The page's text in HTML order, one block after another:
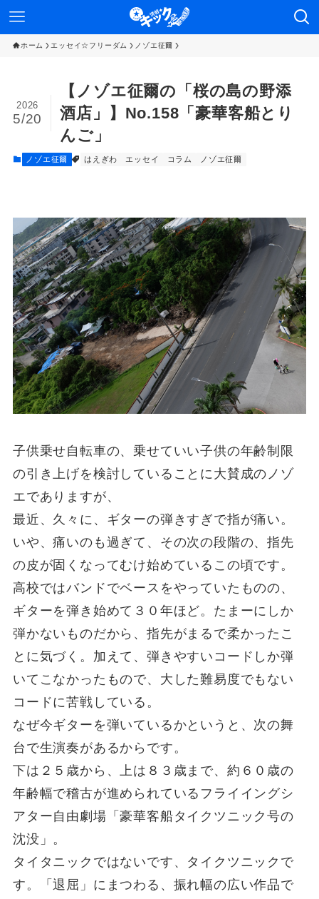
ホーム エッセイ☆フリーダム ノゾエ征爾
【ノゾエ征爾の「桜の島の野添
酒店」】No.158「豪華客船とり
んご」
2026
5/20
ノゾエ征爾 はえぎわ エッセイ コラム ノゾエ征爾
子供乗せ自転車の、乗せていい子供の年齢制限
の引き上げを検討していることに大賛成のノゾ
エでありますが、
最近、久々に、ギターの弾きすぎで指が痛い。
いや、痛いのも過ぎて、その次の段階の、指先
の皮が固くなってむけ始めているこの頃です。
高校ではバンドでベースをやっていたものの、
ギターを弾き始めて３０年ほど。たまーにしか
弾かないものだから、指先がまるで柔かったこ
とに気づく。加えて、弾きやすいコードしか弾
いてこなかったもので、大した難易度でもない
コードに苦戦している。
なぜ今ギターを弾いているかというと、次の舞
台で生演奏があるからです。
下は２５歳から、上は８３歳まで、約６０歳の
年齢幅で稽古が進められているフライイングシ
アター自由劇場「豪華客船タイクツニック号の
沈没」。
タイタニックではないです、タイクツニックで
す。「退屈」にまつわる、振れ幅の広い作品で